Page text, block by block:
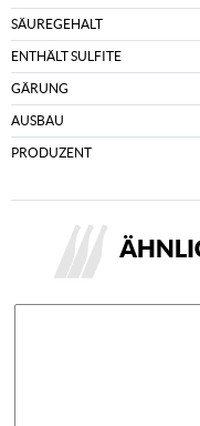
SÄUREGEHALT
ENTHÄLT SULFITE
GÄRUNG
AUSBAU
PRODUZENT